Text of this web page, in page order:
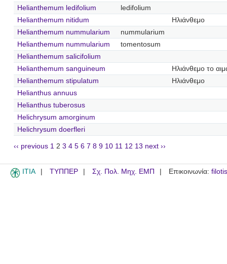
Helianthemum ledifolium
ledifolium
Helianthemum nitidum
Ηλιάνθεμο
Helianthemum nummularium
nummularium
Helianthemum nummularium
tomentosum
Helianthemum salicifolium
Helianthemum sanguineum
Ηλιάνθεμο το
Helianthemum stipulatum
Ηλιάνθεμο
Helianthus annuus
Helianthus tuberosus
Helichrysum amorginum
Helichrysum doerfleri
‹‹ previous 1 2 3 4 5 6 7 8 9 10 11 12 13 next ››
ITIA ΤΥΠΠΕΡ Σχ. Πολ. Μηχ. ΕΜΠ Επικοινωνία: